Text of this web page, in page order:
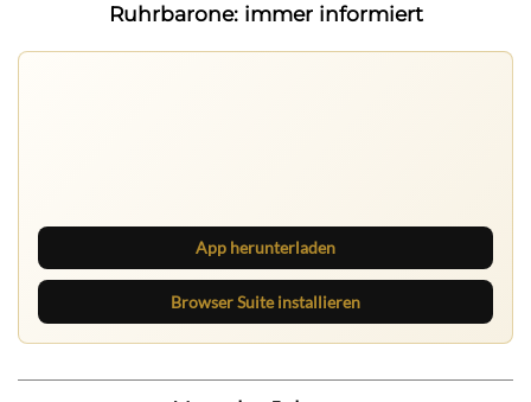
Ruhrbarone: immer informiert
App herunterladen
Browser Suite installieren